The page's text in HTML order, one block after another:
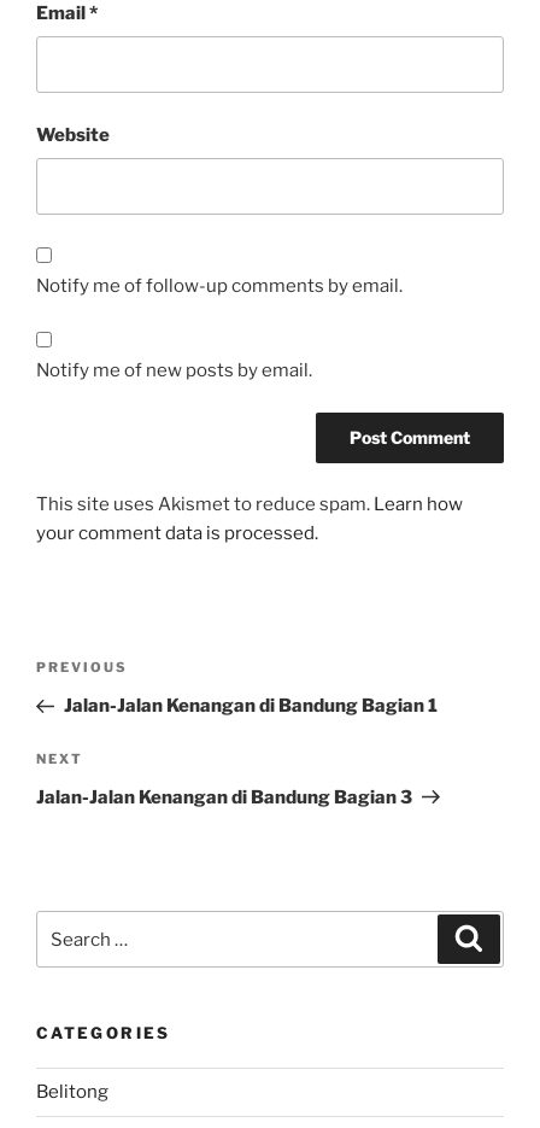
Email*
Website
Notify me of follow-up comments by email.
Notify me of new posts by email.
This site uses Akismet to reduce spam. Learn how
your comment data is processed.
Previous
Post
PREVIOUS
Jalan-Jalan Kenangan di Bandung Bagian 1
Next
Post
NEXT
Jalan-Jalan Kenangan di Bandung Bagian 3
for:
CATEGORIES
Belitong